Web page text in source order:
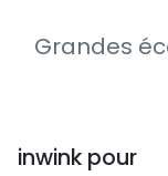
Grandes
inwink pour